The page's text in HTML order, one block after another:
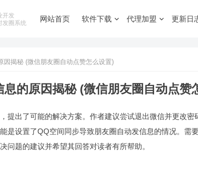
开发
发圈系统
网站首页 软件下载 代理加盟 更新日
因揭秘 (微信朋友圈自动点赞怎么设置)
的原因揭秘 (微信朋友圈自动点赞
提出了可能的解决方案。作者建议尝试退出微信并更改密
是设置了QQ空间同步导致朋友圈自动发信息的情况。需
问题的建议并希望其回答对读者有所帮助。